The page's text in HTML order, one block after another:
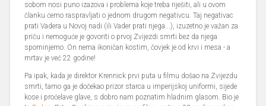
sobom nosi puno izazova i problema koje treba riješiti, ali u ovom
članku ćemo raspravljati o jednom drugom negativcu. Taj negativac
prati Vadera u Novoj nadi (ili Vader prati njega...), izuzetno je važan za
priču i nemoguće je govoriti o prvoj Zvijezdi smrti bez da njega
spominjemo. On nema ikoničan kostim, čovjek je od krvi i mesa - a
mrtav je već 22 godine!
Pa ipak, kada je direktor Krennick prvi puta u filmu došao na Zvijezdu
smrti, tamo ga je dočekao prizor starca u imperijskoj uniformi, sijede
kose i proćelave glave, s dobro nam poznatim hladnim glasom. Bio je